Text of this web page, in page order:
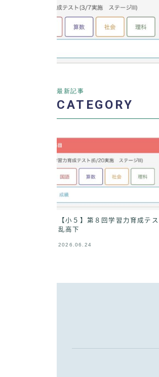
最新記事
CATEGORY
【小５】第８回学習力育成テス
乱高下
2026.06.24